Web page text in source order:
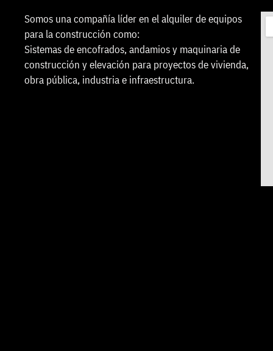
Somos una compañía líder en el alquiler de equipos
para la construcción como:
Sistemas de encofrados, andamios y maquinaria de
construcción y elevación para proyectos de vivienda,
obra pública, industria e infraestructura.